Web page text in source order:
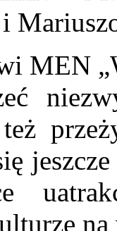
i
MEN